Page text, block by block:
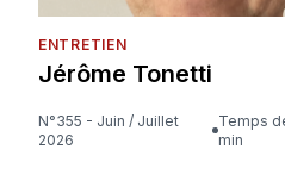
ENTRETIEN
Jérôme Tonetti
N°355 - Juin / Juillet
2026
Temps de lecture : 21
min